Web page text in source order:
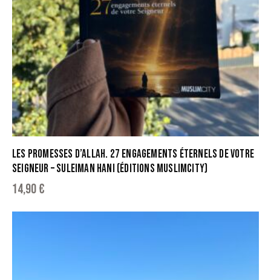
LES PROMESSES D’ALLAH. 27 ENGAGEMENTS ÉTERNELS DE VOTRE
SEIGNEUR – SULEIMAN HANI (ÉDITIONS MUSLIMCITY)
14,90€